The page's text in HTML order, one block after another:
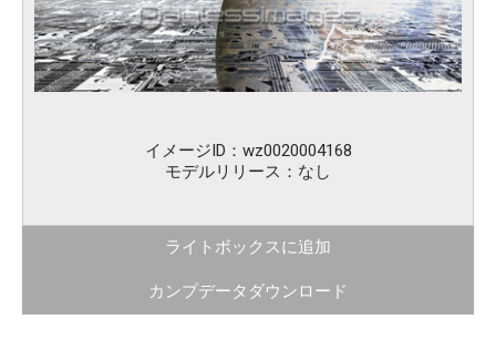
イメージID：wz0020004168
モデルリリース：なし
ライトボックスに追加
カンプデータダウンロード